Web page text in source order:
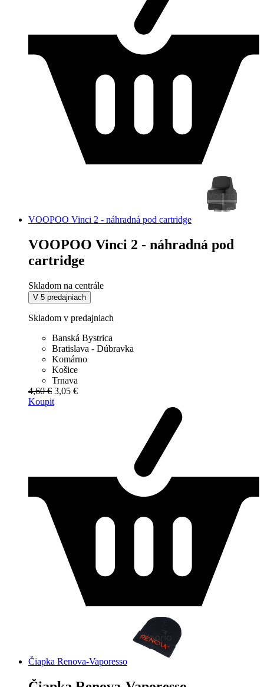
VOOPOO Vinci 2 - náhradná pod cartridge
VOOPOO Vinci 2 - náhradná pod
cartridge
Skladom na centrále
V 5 predajniach
Skladom v predajniach
Banská Bystrica
Bratislava - Dúbravka
Komárno
Košice
Trnava
4,60 € 3,05 €
Koupit
Čiapka Renova-Vaporesso